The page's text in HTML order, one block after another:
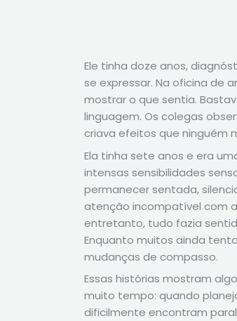
Ele tinha doze anos,
se expressar. Na oficina de
mostrar o que sentia.
linguagem. Os colegas
criava efeitos que ninguém
Ela tinha sete anos e era
intensas sensibilidades
permanecer sentada,
atenção incompatível com
entretanto, tudo fazia
Enquanto muitos ainda
mudanças de compasso.
Essas histórias mostram
muito tempo: quando
dificilmente encontram